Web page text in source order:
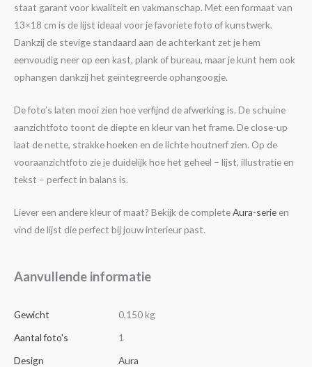
staat garant voor kwaliteit en vakmanschap. Met een formaat van
13×18 cm is de lijst ideaal voor je favoriete foto of kunstwerk.
Dankzij de stevige standaard aan de achterkant zet je hem
eenvoudig neer op een kast, plank of bureau, maar je kunt hem ook
ophangen dankzij het geïntegreerde ophangoogje.
De foto’s laten mooi zien hoe verfijnd de afwerking is. De schuine
aanzichtfoto toont de diepte en kleur van het frame. De close-up
laat de nette, strakke hoeken en de lichte houtnerf zien. Op de
vooraanzichtfoto zie je duidelijk hoe het geheel – lijst, illustratie en
tekst – perfect in balans is.
Liever een andere kleur of maat? Bekijk de completeAura-serie en
vind de lijst die perfect bij jouw interieur past.
Aanvullende informatie
Gewicht
0,150 kg
Aantal foto's
1
Design
Aura